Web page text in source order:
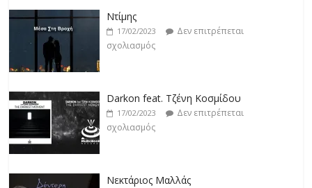
Ντίμης
17/02/2023
Δεν επιτρέπεται
σχολιασμός
Darkon feat. Τζένη Κοσμίδου
17/02/2023
Δεν επιτρέπεται
σχολιασμός
Νεκτάριος Μαλλάς